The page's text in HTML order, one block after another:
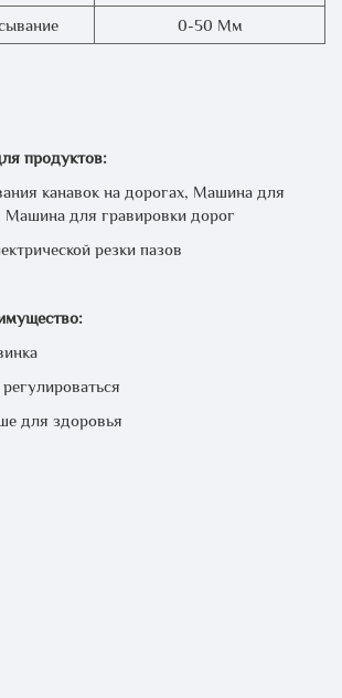
0-50 Мм
продуктов:
канавок на дорогах, Машина для
Машина для гравировки дорог
резки пазов
для здоровья